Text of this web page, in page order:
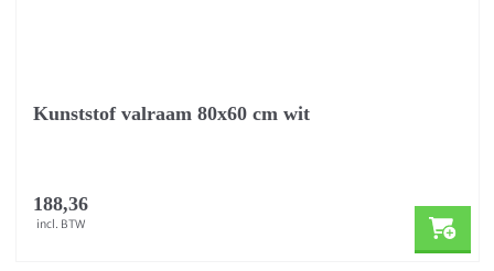
Kunststof valraam 80x60 cm wit
188,36
incl. BTW